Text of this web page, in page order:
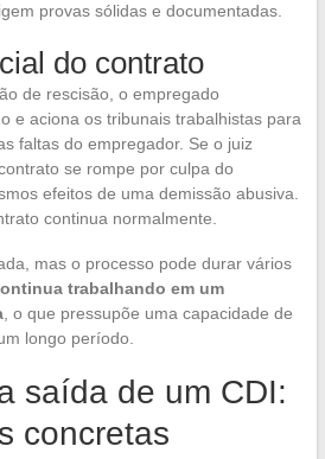
provas sólidas e documentadas.
do contrato
de rescisão, o empregado
e aciona os tribunais trabalhistas para
faltas do empregador. Se o juiz
se rompe por culpa do
efeitos de uma demissão abusiva.
continua normalmente.
mas o processo pode durar vários
trabalhando em um
, o que pressupõe uma capacidade de
longo período.
saída de um CDI:
concretas